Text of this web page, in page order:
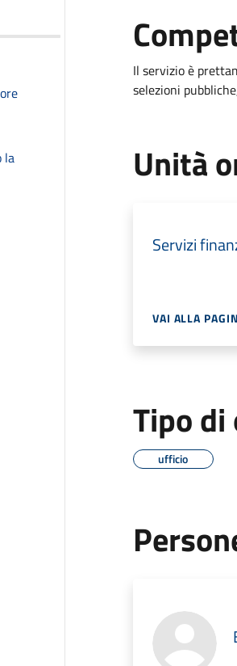
la
Il servizio è
selezioni
Unità
Servizi
VAI ALLA
Tipo di
ufficio